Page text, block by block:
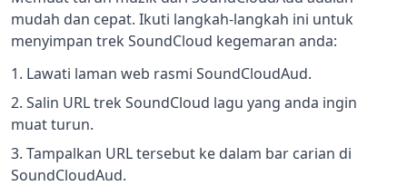
mudah dan cepat. Ikuti langkah-langkah ini untuk
menyimpan trek SoundCloud kegemaran anda:
Lawati laman web rasmi SoundCloudAud.
Salin URL trek SoundCloud lagu yang anda ingin
muat turun.
Tampalkan URL tersebut ke dalam bar carian di
SoundCloudAud.